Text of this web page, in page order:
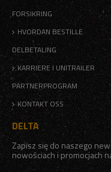
FORSIKRING
HVORDAN BESTILLE
DELBETALING
KARRIERE I UNITRAILER
PARTNERPROGRAM
KONTAKT OSS
DELTA
Zapisz się do naszego
nowościach i promocjach